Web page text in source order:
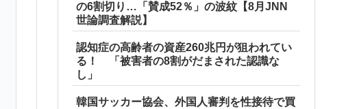
の6割切り…「賛成52％」の波紋【8月JNN
世論調査解説】
認知症の高齢者の資産260兆円が狙われてい
る！ 「被害者の8割がだまされた認識な
し」
韓国サッカー協会、外国人審判を性接待で買